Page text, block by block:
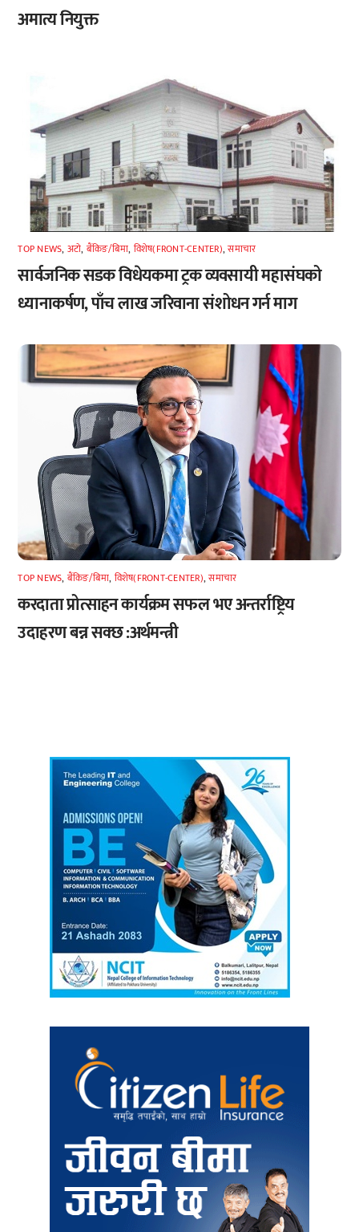
अमात्य नियुक्त
TOP NEWS, अटाे, बैंकिङ/बिमा, विशेष(FRONT-CENTER),समाचार
सार्वजनिक सडक विधेयकमा ट्रक व्यवसायी महासंघको
ध्यानाकर्षण, पाँच लाख जरिवाना संशोधन गर्न माग
TOP NEWS, बैंकिङ/बिमा, विशेष(FRONT-CENTER),समाचार
करदाता प्रोत्साहन कार्यक्रम सफल भए अन्तर्राष्ट्रिय
उदाहरण बन्न सक्छ :अर्थमन्त्री